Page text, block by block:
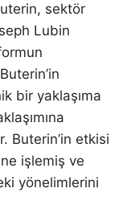
sektör
Lubin
bir yaklaşıma
Buterin’in etkisi
işlemiş ve
yönelimlerini